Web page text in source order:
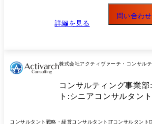
ィ脆弱性対応の迅速化プロジェクト
理、ドキュメントレビュー等の業務 ・最新技術の
詳細を見る
問い合わ
株式会社アクティヴァーチ・コンサル
コンサルティング事業
ト:シニアコンサルタント
コンサルタント 戦略・経営コンサルタント ITコンサルタント